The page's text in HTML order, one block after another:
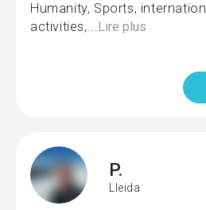
Humanity, Sports,
activities,...Lire plus
P.
Lleida